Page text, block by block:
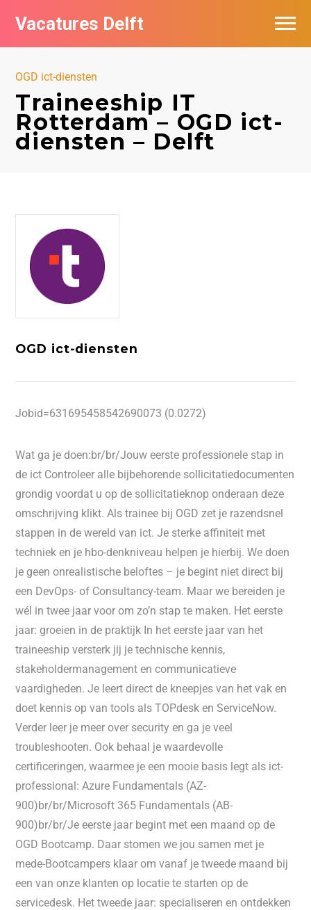
Vacatures Delft
OGD ict-diensten
Traineeship IT
Rotterdam – OGD ict-
diensten – Delft
OGD ict-diensten
Jobid=631695458542690073 (0.0272)
Wat ga je doen:br/br/Jouw eerste professionele stap in
de ict Controleer alle bijbehorende sollicitatiedocumenten
grondig voordat u op de sollicitatieknop onderaan deze
omschrijving klikt. Als trainee bij OGD zet je razendsnel
stappen in de wereld van ict. Je sterke affiniteit met
techniek en je hbo-denkniveau helpen je hierbij. We doen
je geen onrealistische beloftes – je begint niet direct bij
een DevOps- of Consultancy-team. Maar we bereiden je
wél in twee jaar voor om zo’n stap te maken. Het eerste
jaar: groeien in de praktijk In het eerste jaar van het
traineeship versterk jij je technische kennis,
stakeholdermanagement en communicatieve
vaardigheden. Je leert direct de kneepjes van het vak en
doet kennis op van tools als TOPdesk en ServiceNow.
Verder leer je meer over security en ga je veel
troubleshooten. Ook behaal je waardevolle
certificeringen, waarmee je een mooie basis legt als ict-
professional: Azure Fundamentals (AZ-
900)br/br/Microsoft 365 Fundamentals (AB-
900)br/br/Je eerste jaar begint met een maand op de
OGD Bootcamp. Daar stomen we jou samen met je
mede-Bootcampers klaar om vanaf je tweede maand bij
een van onze klanten op locatie te starten op de
servicedesk. Het tweede jaar: specialiseren en ontdekken
Vacatures per bedrijf in Delft